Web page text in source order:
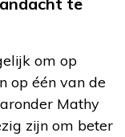
om op
op één van de
Mathy
zijn om beter